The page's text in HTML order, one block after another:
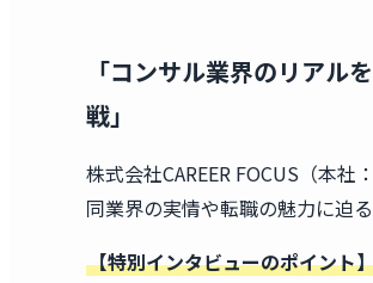
「コンサル業界のリアル
戦」
株式会社CAREER FOCUS（本
同業界の実情や転職の魅力に迫
【特別インタビューのポイント